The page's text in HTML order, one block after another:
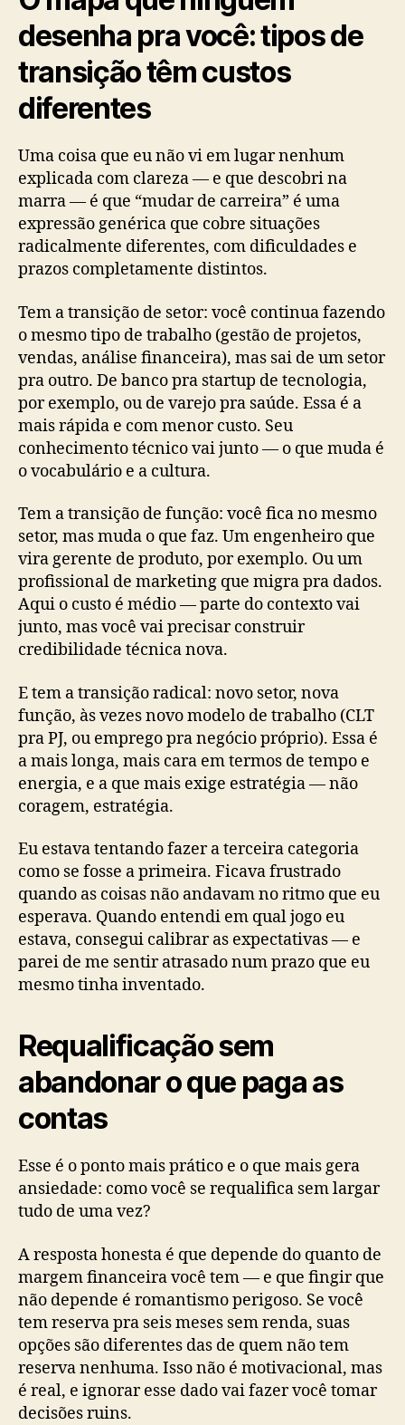
desenha pra você: tipos de
transição têm custos
diferentes
Uma coisa que eu não vi em lugar nenhum
explicada com clareza — e que descobri na
marra — é que “mudar de carreira” é uma
expressão genérica que cobre situações
radicalmente diferentes, com dificuldades e
prazos completamente distintos.
Tem a transição de setor: você continua fazendo
o mesmo tipo de trabalho (gestão de projetos,
vendas, análise financeira), mas sai de um setor
pra outro. De banco pra startup de tecnologia,
por exemplo, ou de varejo pra saúde. Essa é a
mais rápida e com menor custo. Seu
conhecimento técnico vai junto — o que muda é
o vocabulário e a cultura.
Tem a transição de função: você fica no mesmo
setor, mas muda o que faz. Um engenheiro que
vira gerente de produto, por exemplo. Ou um
profissional de marketing que migra pra dados.
Aqui o custo é médio — parte do contexto vai
junto, mas você vai precisar construir
credibilidade técnica nova.
E tem a transição radical: novo setor, nova
função, às vezes novo modelo de trabalho (CLT
pra PJ, ou emprego pra negócio próprio). Essa é
a mais longa, mais cara em termos de tempo e
energia, e a que mais exige estratégia — não
coragem, estratégia.
Eu estava tentando fazer a terceira categoria
como se fosse a primeira. Ficava frustrado
quando as coisas não andavam no ritmo que eu
esperava. Quando entendi em qual jogo eu
estava, consegui calibrar as expectativas — e
parei de me sentir atrasado num prazo que eu
mesmo tinha inventado.
Requalificação sem
abandonar o que paga as
contas
Esse é o ponto mais prático e o que mais gera
ansiedade: como você se requalifica sem largar
tudo de uma vez?
A resposta honesta é que depende do quanto de
margem financeira você tem — e que fingir que
não depende é romantismo perigoso. Se você
tem reserva pra seis meses sem renda, suas
opções são diferentes das de quem não tem
reserva nenhuma. Isso não é motivacional, mas
é real, e ignorar esse dado vai fazer você tomar
decisões ruins.